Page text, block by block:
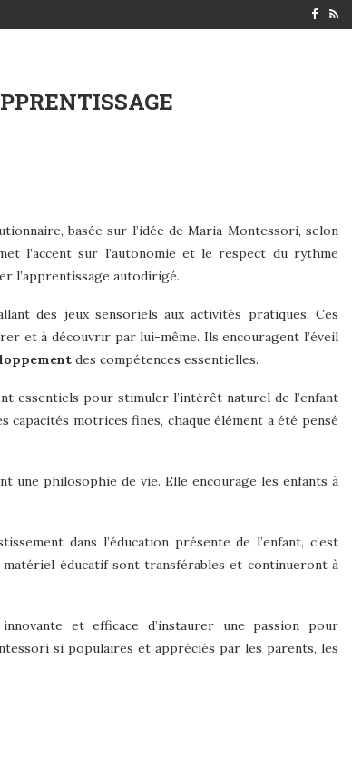
basée sur l’idée de Maria Montessori, selon
l’accent sur l’autonomie et le respect du rythme
l’apprentissage autodirigé.
des jeux sensoriels aux activités pratiques. Ces
et à découvrir par lui-même. Ils encouragent l’éveil
des compétences essentielles.
essentiels pour stimuler l’intérêt naturel de l’enfant
capacités motrices fines, chaque élément a été pensé
une philosophie de vie. Elle encourage les enfants à
dans l’éducation présente de l’enfant, c’est
matériel éducatif sont transférables et continueront à
et efficace d’instaurer une passion pour
si populaires et appréciés par les parents, les